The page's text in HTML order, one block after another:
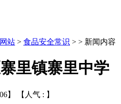
站 > 食品安全常识 > > 新闻内容
里镇寨里中学
】 【人气 : 】